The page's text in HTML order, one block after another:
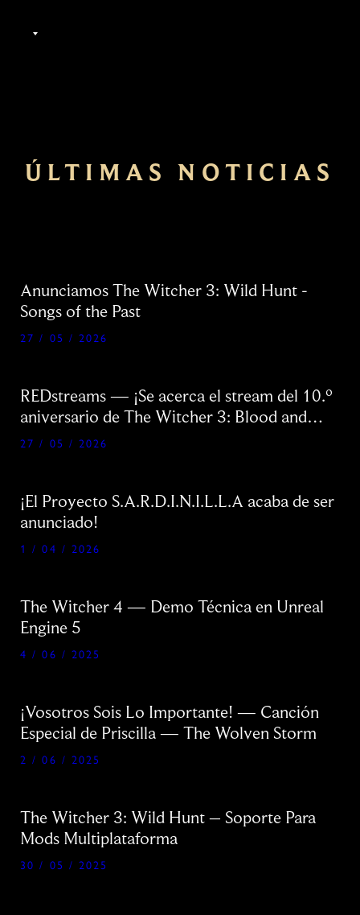
ÚLTIMAS NOTICIAS
Anunciamos The Witcher 3: Wild Hunt -
Songs of the Past
27 / 05 / 2026
REDstreams — ¡Se acerca el stream del 10.º
aniversario de The Witcher 3: Blood and
Wine!
27 / 05 / 2026
¡El Proyecto S.A.R.D.I.N.I.L.L.A acaba de ser
anunciado!
1 / 04 / 2026
The Witcher 4 — Demo Técnica en Unreal
Engine 5
4 / 06 / 2025
¡Vosotros Sois Lo Importante! — Canción
Especial de Priscilla — The Wolven Storm
2 / 06 / 2025
The Witcher 3: Wild Hunt – Soporte Para
Mods Multiplataforma
30 / 05 / 2025